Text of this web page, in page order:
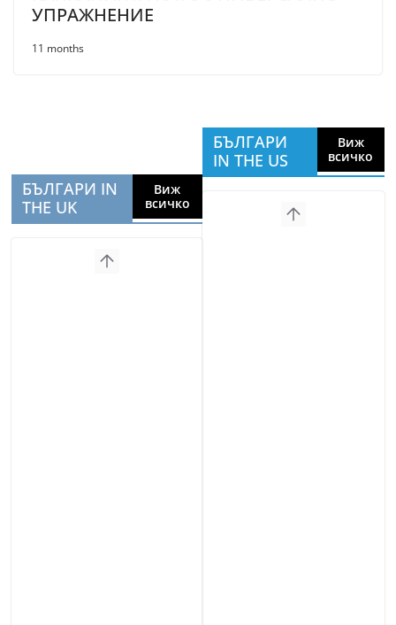
УПРАЖНЕНИЕ
11 months
БЪЛГАРИ IN
THE UK
Виж
всичко
БЪЛГАРИ
IN THE US
Виж
всичко